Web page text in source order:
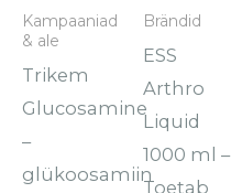
Kampaaniad
& ale
Trikem
Glucosamine
–
glükoosamiin
mitu
varianti.
Valikuid
saab
teha
tootelehel.
Brändid
ESS
Arthro
Liquid
1000 ml –
Toetab